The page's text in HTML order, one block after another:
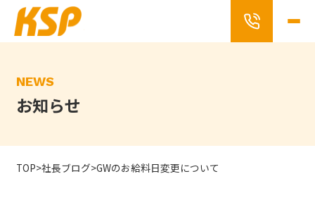
Skip
the
content
NEWS
お知らせ
TOP>社長ブログ>GWのお給料日変更について